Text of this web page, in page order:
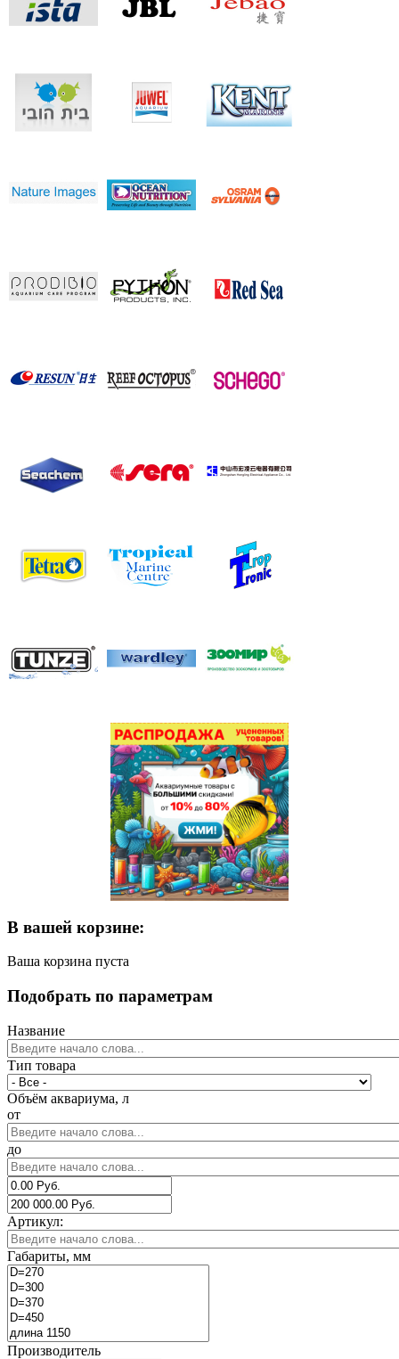
В вашей корзине:
Ваша корзина пуста
Подобрать по параметрам
Название
Тип товара
Объём аквариума, л
от
до
Артикул:
Габариты, мм
Производитель